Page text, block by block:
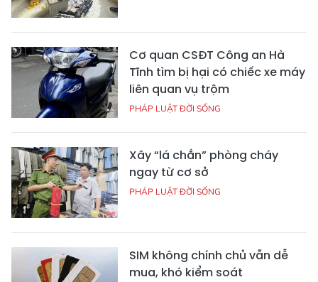
Cơ quan CSĐT Công an Hà
Tĩnh tìm bị hại có chiếc xe máy
liên quan vụ trộm
PHÁP LUẬT ĐỜI SỐNG
Xây “lá chắn” phòng cháy
ngay từ cơ sở
PHÁP LUẬT ĐỜI SỐNG
SIM không chính chủ vẫn dễ
mua, khó kiểm soát